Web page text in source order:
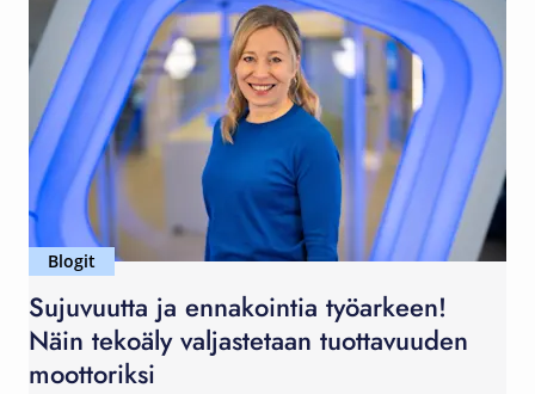
Blogit
Sujuvuutta ja ennakointia työarkeen!
Näin tekoäly valjastetaan tuottavuuden
moottoriksi